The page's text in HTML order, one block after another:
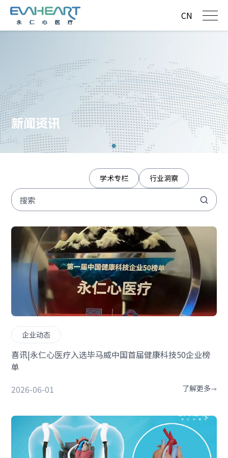
CN
新闻资讯
学术专栏 行业洞察
企业动态
喜讯|永仁心医疗入选毕马威中国首届健康科技50企业榜
单
2026-06-01
了解更多